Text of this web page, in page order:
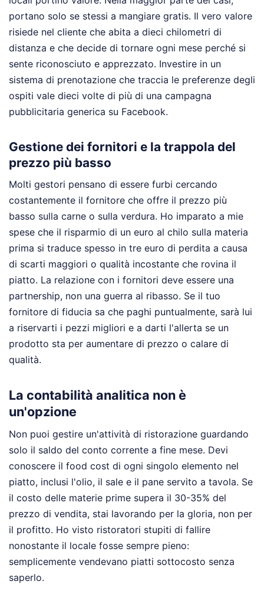
portano solo se stessi a mangiare gratis. Il vero valore
risiede nel cliente che abita a dieci chilometri di
distanza e che decide di tornare ogni mese perché si
sente riconosciuto e apprezzato. Investire in un
sistema di prenotazione che traccia le preferenze degli
ospiti vale dieci volte di più di una campagna
pubblicitaria generica su Facebook.
Gestione dei fornitori e la trappola del
prezzo più basso
Molti gestori pensano di essere furbi cercando
costantemente il fornitore che offre il prezzo più
basso sulla carne o sulla verdura. Ho imparato a mie
spese che il risparmio di un euro al chilo sulla materia
prima si traduce spesso in tre euro di perdita a causa
di scarti maggiori o qualità incostante che rovina il
piatto. La relazione con i fornitori deve essere una
partnership, non una guerra al ribasso. Se il tuo
fornitore di fiducia sa che paghi puntualmente, sarà lui
a riservarti i pezzi migliori e a darti l'allerta se un
prodotto sta per aumentare di prezzo o calare di
qualità.
La contabilità analitica non è
un'opzione
Non puoi gestire un'attività di ristorazione guardando
solo il saldo del conto corrente a fine mese. Devi
conoscere il food cost di ogni singolo elemento nel
piatto, inclusi l'olio, il sale e il pane servito a tavola. Se
il costo delle materie prime supera il 30-35% del
prezzo di vendita, stai lavorando per la gloria, non per
il profitto. Ho visto ristoratori stupiti di fallire
nonostante il locale fosse sempre pieno:
semplicemente vendevano piatti sottocosto senza
saperlo.